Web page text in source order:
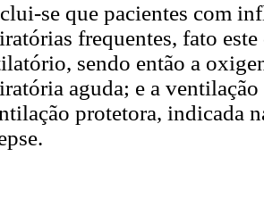
se que pacientes com
frequentes, fato
sendo então a
aguda; e a
protetora, indicada